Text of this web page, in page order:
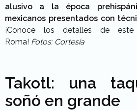
alusivo a la época
mexicanos presentados con
¡Conoce los detalles de este
Roma! Fotos: Cortesía
Takotl: una
soñó en grande